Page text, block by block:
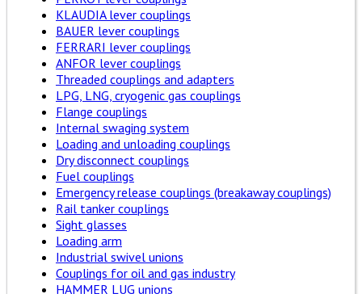
KLAUDIA lever couplings
BAUER lever couplings
FERRARI lever couplings
ANFOR lever couplings
Threaded couplings and adapters
LPG, LNG, cryogenic gas couplings
Flange couplings
Internal swaging system
Loading and unloading couplings
Dry disconnect couplings
Fuel couplings
Emergency release couplings (breakaway couplings)
Rail tanker couplings
Sight glasses
Loading arm
Industrial swivel unions
Couplings for oil and gas industry
HAMMER LUG unions